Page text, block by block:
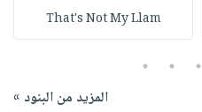
That's Not My Llam
3
4
5
المزيد من البنود »